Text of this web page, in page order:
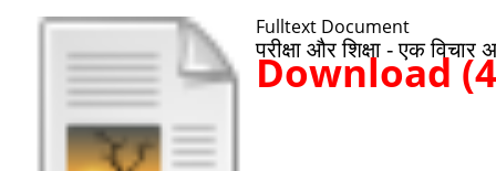
Fulltext Document
परीक्षा और शिक्षा - एक
Download